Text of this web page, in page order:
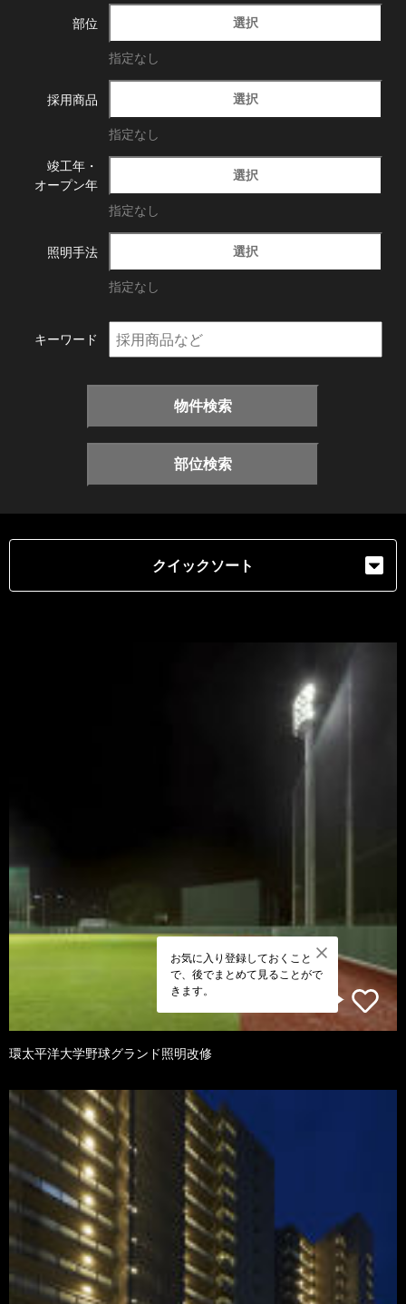
部位 選択
指定なし
採用商品 選択
指定なし
竣工年・
オープン年
選択
指定なし
照明手法 選択
指定なし
キーワード
物件検索
部位検索
クイックソート
お気に入り登録しておくこと
で、後でまとめて見ることがで
きます。
環太平洋大学野球グランド照明改修